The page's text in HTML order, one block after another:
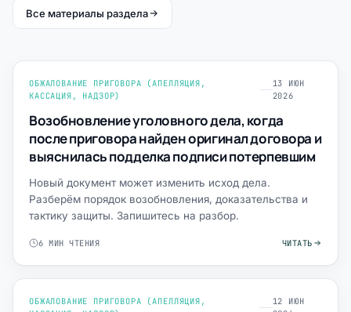
Все материалы раздела
ОБЖАЛОВАНИЕ ПРИГОВОРА (АПЕЛЛЯЦИЯ,
КАССАЦИЯ, НАДЗОР)
13 ИЮН
2026
Возобновление уголовного дела, когда
после приговора найден оригинал договора и
выяснилась подделка подписи потерпевшим
Новый документ может изменить исход дела.
Разберём порядок возобновления, доказательства и
тактику защиты. Запишитесь на разбор.
6 МИН ЧТЕНИЯ ЧИТАТЬ
ОБЖАЛОВАНИЕ ПРИГОВОРА (АПЕЛЛЯЦИЯ,
12 ИЮН